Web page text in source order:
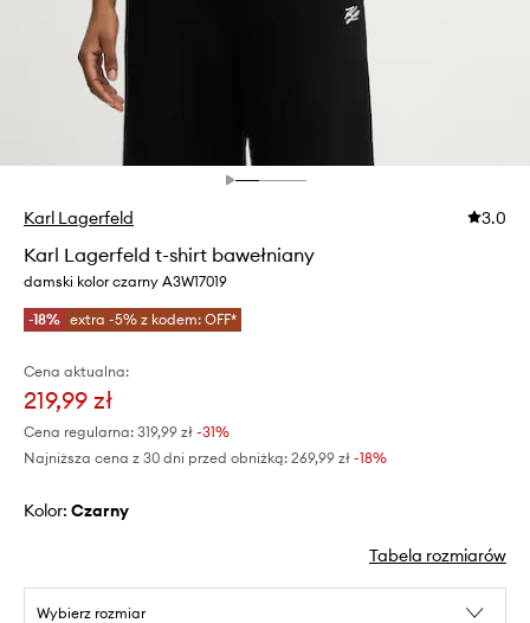
Karl Lagerfeld 3.0
Karl Lagerfeld t-shirt bawełniany
damski kolor czarny A3W17019
-18% extra -5% z kodem: OFF*
Cena aktualna:
219,99 zł
Cena regularna: 319,99 zł -31%
Najniższa cena z 30 dni przed obniżką: 269,99 zł -18%
Kolor: czarny
Tabela rozmiarów
Wybierz rozmiar